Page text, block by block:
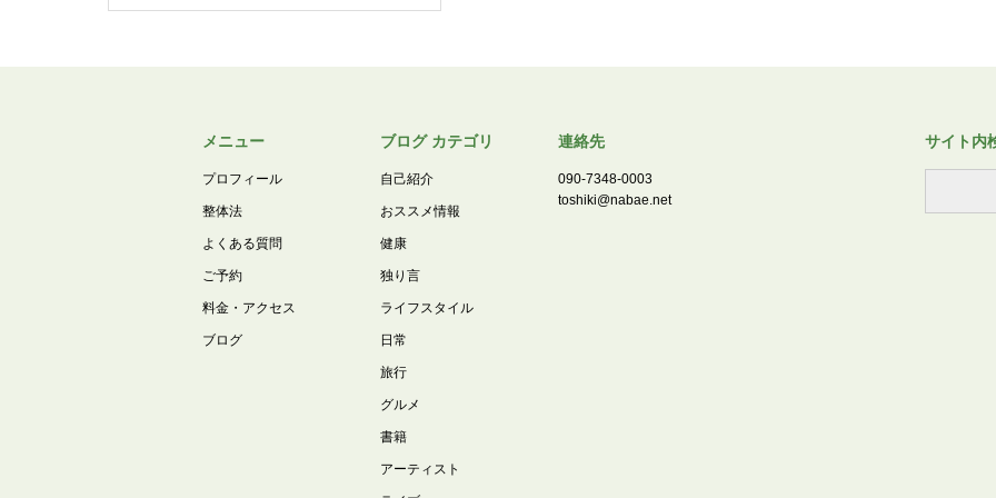
メニュー
プロフィール
整体法
よくある質問
ご予約
料金・アクセス
ブログ
ブログ カテゴリ
自己紹介
おススメ情報
健康
独り言
ライフスタイル
日常
旅行
グルメ
書籍
アーティスト
連絡先
090-7348-0003
toshiki@nabae.net
サイト内